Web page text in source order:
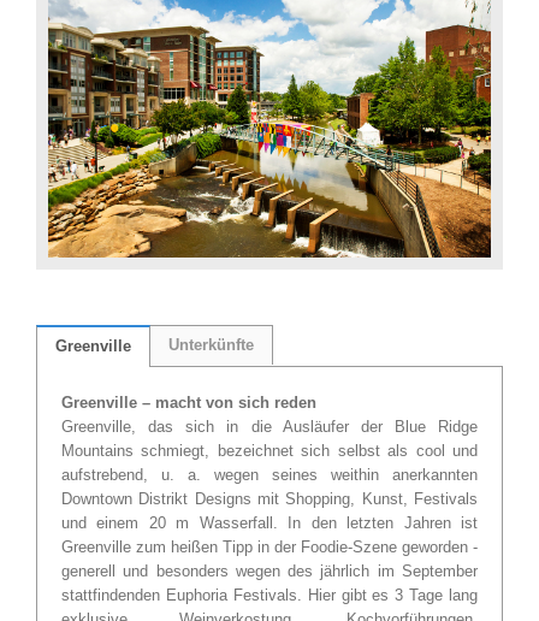
Greenville Unterkünfte
Greenville – macht von sich reden
Greenville, das sich in die Ausläufer der Blue Ridge
Mountains schmiegt, bezeichnet sich selbst als cool und
aufstrebend, u. a. wegen seines weithin anerkannten
Downtown Distrikt Designs mit Shopping, Kunst, Festivals
und einem 20 m Wasserfall. In den letzten Jahren ist
Greenville zum heißen Tipp in der Foodie-Szene geworden -
generell und besonders wegen des jährlich im September
stattfindenden Euphoria Festivals. Hier gibt es 3 Tage lang